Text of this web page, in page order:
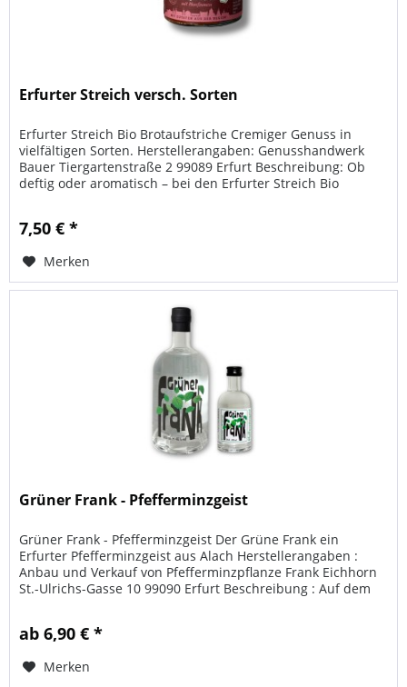
Erfurter Streich versch. Sorten
Erfurter Streich Bio Brotaufstriche Cremiger Genuss in
vielfältigen Sorten. Herstellerangaben: Genusshandwerk
Bauer Tiergartenstraße 2 99089 Erfurt Beschreibung: Ob
deftig oder aromatisch – bei den Erfurter Streich Bio
7,50 € *
Merken
Grüner Frank - Pfefferminzgeist
Grüner Frank - Pfefferminzgeist Der Grüne Frank ein
Erfurter Pfefferminzgeist aus Alach Herstellerangaben :
Anbau und Verkauf von Pfefferminzpflanze Frank Eichhorn
St.-Ulrichs-Gasse 10 99090 Erfurt Beschreibung : Auf dem
ab 6,90 € *
Merken